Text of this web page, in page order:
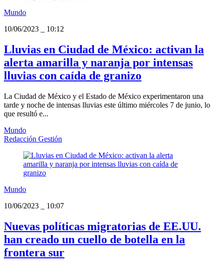
Mundo
10/06/2023
10:12
Lluvias en Ciudad de México: activan la
alerta amarilla y naranja por intensas
lluvias con caída de granizo
La Ciudad de México y el Estado de México experimentaron una
tarde y noche de intensas lluvias este último miércoles 7 de junio, lo
que resultó e...
Mundo
Redacción Gestión
Mundo
10/06/2023
10:07
Nuevas políticas migratorias de EE.UU.
han creado un cuello de botella en la
frontera sur